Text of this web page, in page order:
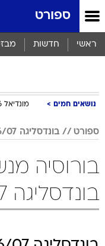
ספורט
ראשי חדשות
נושאים חמים מונדיאל 2026
ספורט בונדסליגה 2006/07
בורוסיה
בונדסליגה 2006/07 כדורגל